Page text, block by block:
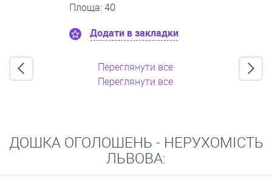
Площа: 35
Додати в закладки
Переглянути все
Переглянути все
ДОШКА ОГОЛОШЕНЬ - НЕРУХОМІСТЬ
ЛЬВОВА: